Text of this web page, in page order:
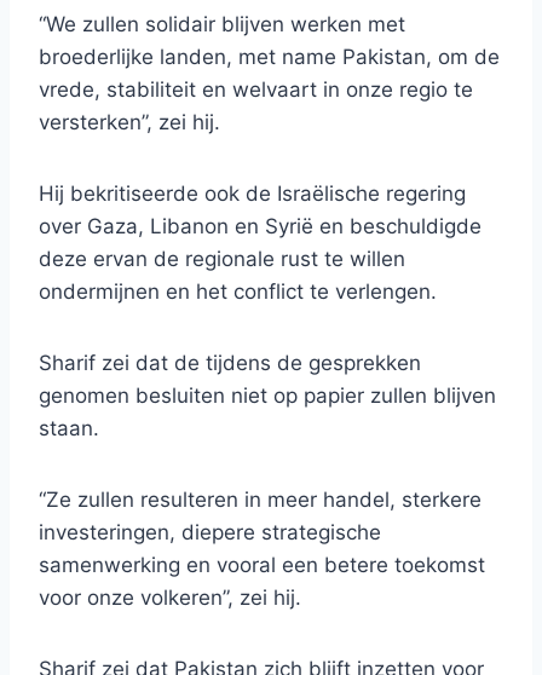
“We zullen solidair blijven werken met
broederlijke landen, met name Pakistan, om de
vrede, stabiliteit en welvaart in onze regio te
versterken”, zei hij.
Hij bekritiseerde ook de Israëlische regering
over Gaza, Libanon en Syrië en beschuldigde
deze ervan de regionale rust te willen
ondermijnen en het conflict te verlengen.
Sharif zei dat de tijdens de gesprekken
genomen besluiten niet op papier zullen blijven
staan.
“Ze zullen resulteren in meer handel, sterkere
investeringen, diepere strategische
samenwerking en vooral een betere toekomst
voor onze volkeren”, zei hij.
Sharif zei dat Pakistan zich blijft inzetten voor